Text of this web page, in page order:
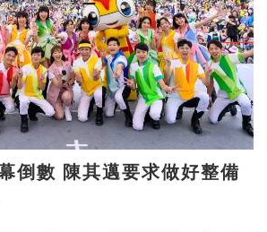
求做好整備